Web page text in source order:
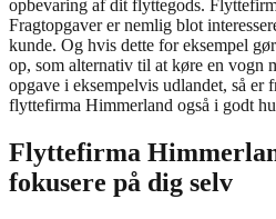
opbevaring af dit flyttegods.
Fragtopgaver er nemlig blot
kunde. Og hvis dette for eksempel
op, som alternativ til at køre en vogn
opgave i eksempelvis udlandet, så er
flyttefirma Himmerland også i godt
Flyttefirma
fokusere på dig selv